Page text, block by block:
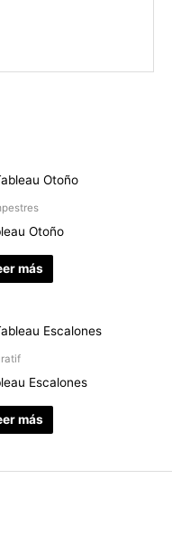
Otoño
más
Escalones
más